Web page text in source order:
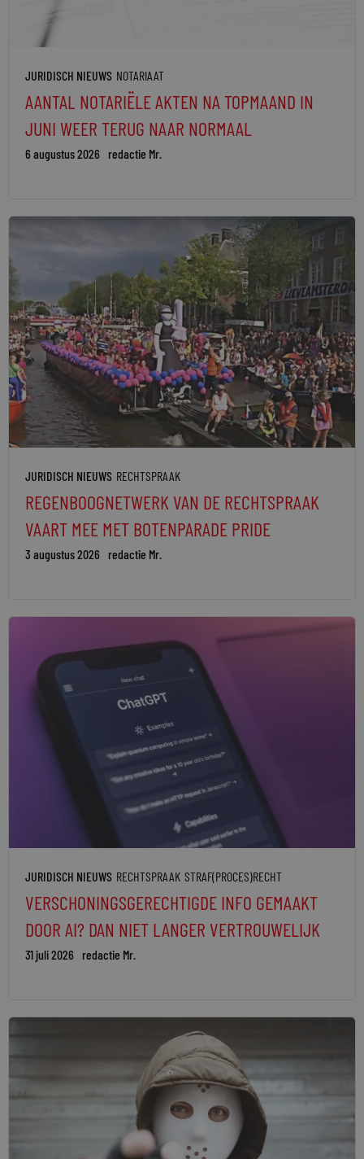
JURIDISCH NIEUWS NOTARIAAT
AANTAL NOTARIËLE AKTEN NA TOPMAAND IN
JUNI WEER TERUG NAAR NORMAAL
6 augustus 2026 redactie Mr.
JURIDISCH NIEUWS RECHTSPRAAK
REGENBOOGNETWERK VAN DE RECHTSPRAAK
VAART MEE MET BOTENPARADE PRIDE
3 augustus 2026 redactie Mr.
JURIDISCH NIEUWS RECHTSPRAAK STRAF(PROCES)RECHT
VERSCHONINGSGERECHTIGDE INFO GEMAAKT
DOOR AI? DAN NIET LANGER VERTROUWELIJK
31 juli 2026 redactie Mr.